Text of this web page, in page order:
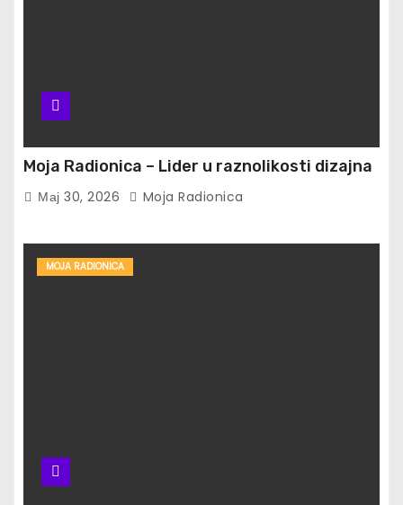
Moja Radionica – Lider u raznolikosti dizajna
Мај 30, 2026 Moja Radionica
MOJA RADIONICA